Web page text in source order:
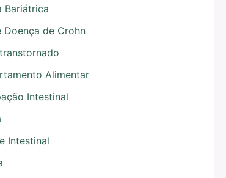
Bariátrica
Doença de Crohn
Alimentar
Intestinal
Intestinal